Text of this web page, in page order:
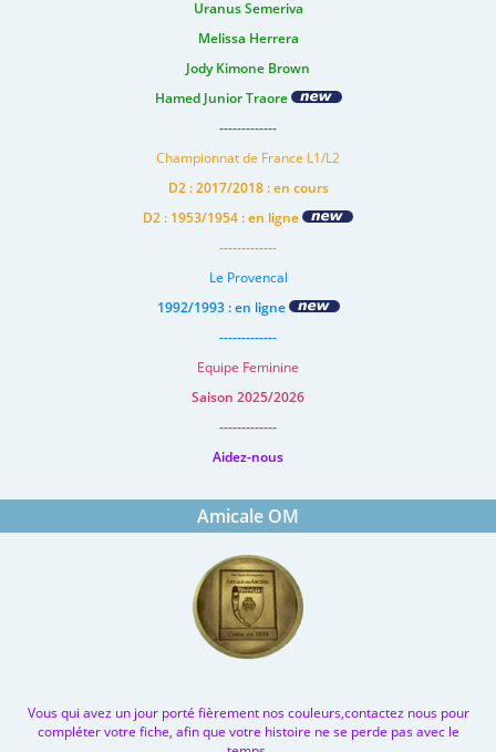
Uranus Semeriva
Melissa Herrera
Jody Kimone Brown
Hamed Junior Traore
-------------
Championnat de France L1/L2
D2 : 2017/2018 : en cours
D2 : 1953/1954 : en ligne
-------------
Le Provencal
1992/1993 : en ligne
-------------
Equipe Feminine
Saison 2025/2026
-------------
Aidez-nous
Amicale OM
Vous qui avez un jour porté fièrement nos couleurs,contactez nous pour
compléter votre fiche, afin que votre histoire ne se perde pas avec le